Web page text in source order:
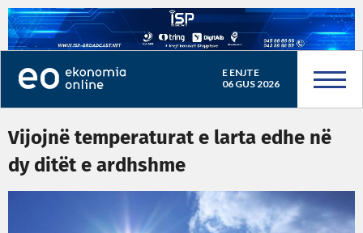
E ENJTE
06 GUS 2026
Vijojnë temperaturat e larta edhe në
dy ditët e ardhshme